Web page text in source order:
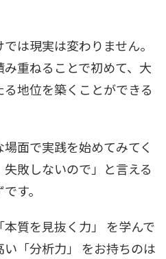
は現実は変わりません。
重ねることで初めて、大
地位を築くことができる
面で実践を始めてみてく
敗しないので」と言える
す。
質を見抜く力」 を学んで
「分析力」 をお持ちのは